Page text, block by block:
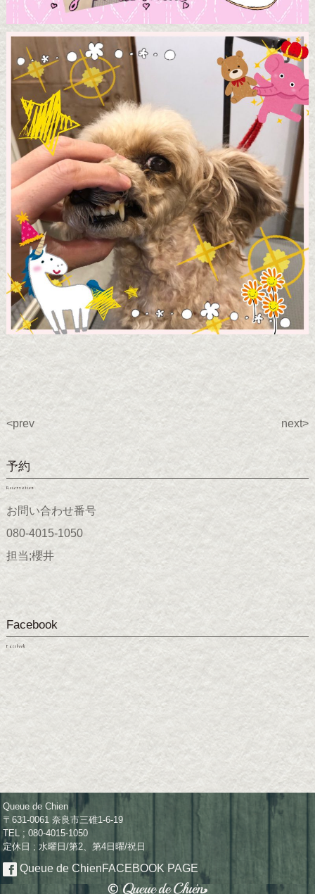
<prev next>
予約
Reservation
お問い合わせ番号
080-4015-1050
担当;櫻井
Facebook
Facebook
Queue de Chien
〒631-0061 奈良市三碓1-6-19
TEL ; 080-4015-1050
定休日 ; 水曜日/第2、第4日曜/祝日
Queue de ChienFACEBOOK PAGE